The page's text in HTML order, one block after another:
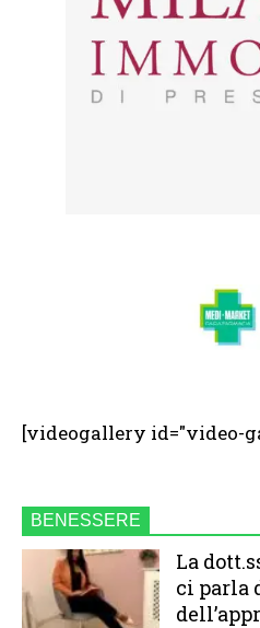
[videogallery id="video-
BENESSERE
La
ci parla